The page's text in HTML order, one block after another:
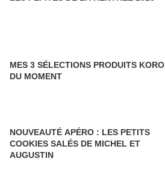
MES 3 SÉLECTIONS PRODUITS KORO
DU MOMENT
NOUVEAUTÉ APÉRO : LES PETITS
COOKIES SALÉS DE MICHEL ET
AUGUSTIN